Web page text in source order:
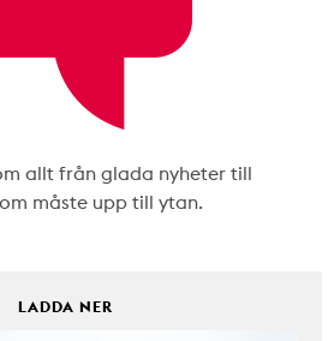
allt från glada nyheter till
måste upp till ytan.
LADDA NER